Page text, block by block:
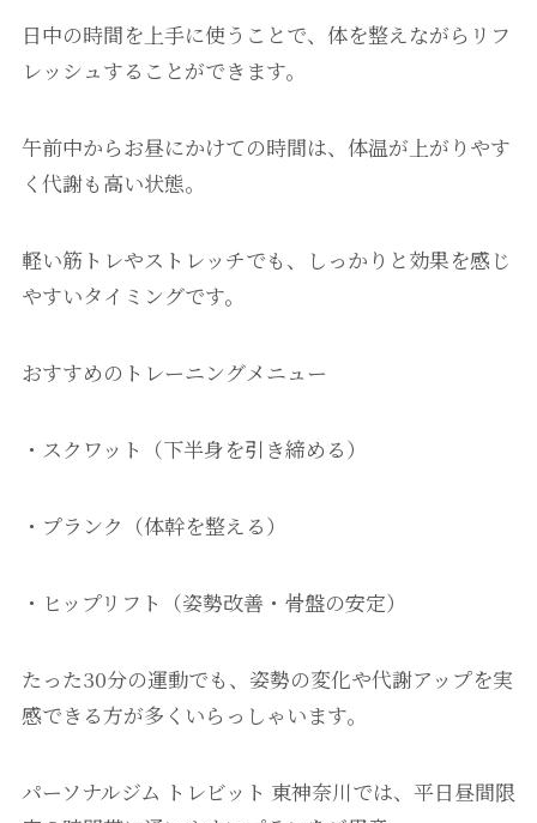
日中の時間を上手に使うことで、体を整えながらリフ
レッシュすることができます。
午前中からお昼にかけての時間は、体温が上がりやす
く代謝も高い状態。
軽い筋トレやストレッチでも、しっかりと効果を感じ
やすいタイミングです。
おすすめのトレーニングメニュー
・スクワット（下半身を引き締める）
・プランク（体幹を整える）
・ヒップリフト（姿勢改善・骨盤の安定）
たった30分の運動でも、姿勢の変化や代謝アップを実
感できる方が多くいらっしゃいます。
パーソナルジム トレビット 東神奈川では、平日昼間限